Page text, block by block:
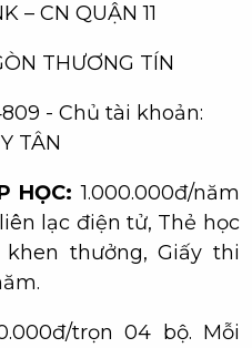
– CN QUẬN 11
THƯƠNG TÍN
- Chủ tài khoản:
TÂN
HỌC: 1.000.000đ/năm
lạc điện tử, Thẻ học
khen thưởng, Giấy thi
trọn 04 bộ. Mỗi